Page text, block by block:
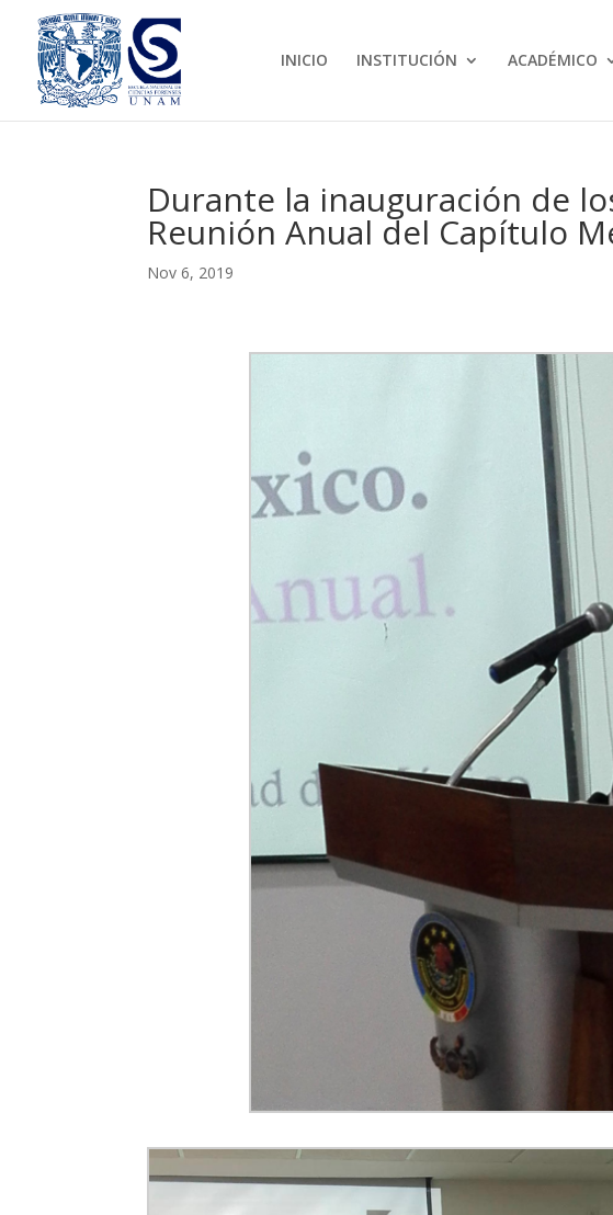
INICIO INSTITUCIÓN ACADÉMICO
Durante la inauguración de
Reunión Anual del Capítulo
Nov 6, 2019